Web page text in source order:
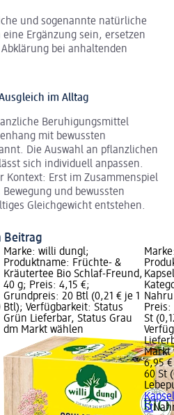
und sogenannte natürliche
Ergänzung sein, ersetzen
bei anhaltenden
im Alltag
Beruhigungsmittel
mit bewussten
Die Auswahl an pflanzlichen
sich individuell anpassen.
Kontext: Erst im Zusammenspiel
und bewussten
Gleichgewicht entstehen.
Beitrag
Marke: willi dungl;
Produktname: Früchte- &
Kräutertee Bio Schlaf-Freund,
40 g; Preis: 4,15 €;
Grundpreis: 20 Btl (0,21 € je 1
Btl); Verfügbarkeit: Status
Grün Lieferbar, Status Grau
dm Markt wählen
Preis:
St
Markt
6,95 €
60 St
St